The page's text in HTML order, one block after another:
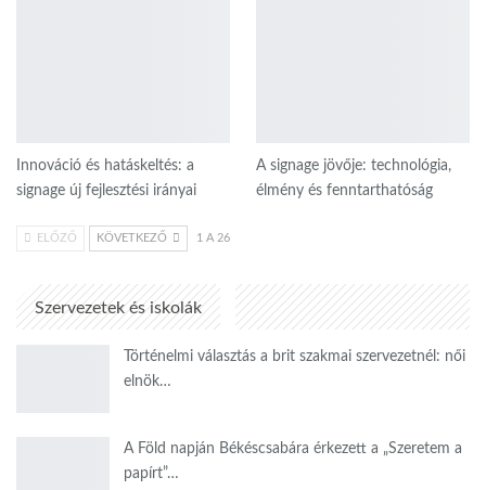
Innováció és hatáskeltés: a
signage új fejlesztési irányai
A signage jövője: technológia,
élmény és fenntarthatóság
ELŐZŐ KÖVETKEZŐ 1 A 26
Szervezetek és iskolák
Történelmi választás a brit szakmai szervezetnél: női
elnök…
A Föld napján Békéscsabára érkezett a „Szeretem a
papírt”…